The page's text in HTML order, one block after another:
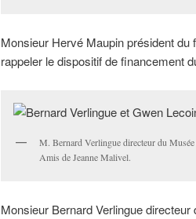
Monsieur Hervé Maupin président du
rappeler le dispositif de financement
M. Bernard Verlingue directeur du
Amis de Jeanne Malivel.
Monsieur Bernard Verlingue